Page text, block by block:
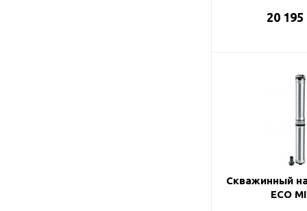
20 195
Скважинный
ECO